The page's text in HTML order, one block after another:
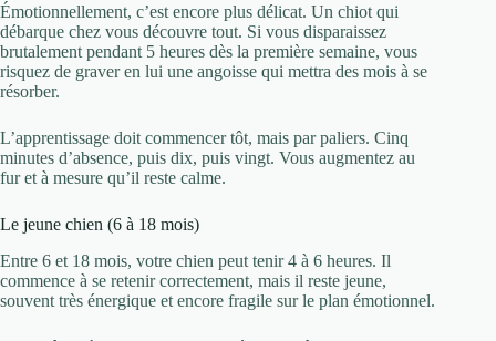
Émotionnellement, c’est encore plus délicat. Un chiot qui
débarque chez vous découvre tout. Si vous disparaissez
brutalement pendant 5 heures dès la première semaine, vous
risquez de graver en lui une angoisse qui mettra des mois à se
résorber.
L’apprentissage doit commencer tôt, mais par paliers. Cinq
minutes d’absence, puis dix, puis vingt. Vous augmentez au
fur et à mesure qu’il reste calme.
Le jeune chien (6 à 18 mois)
Entre 6 et 18 mois, votre chien peut tenir 4 à 6 heures. Il
commence à se retenir correctement, mais il reste jeune,
souvent très énergique et encore fragile sur le plan émotionnel.